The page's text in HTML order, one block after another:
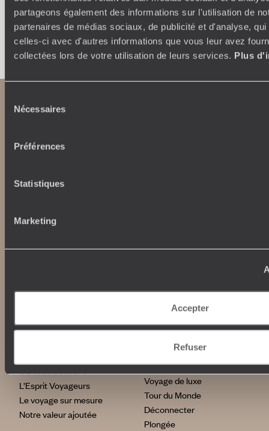
partageons également des informations sur l'utilisation de
partenaires de médias sociaux, de publicité et d'analyse,
celles-ci avec d'autres informations que vous leur avez
collectées lors de votre utilisation de leurs services. Plus
Nécessaires
Préférences
Statistiques
Marketing
Accepter
Refuser
Faites créer votre voyage
Abonnez-vous à notre newsletter
Lire notre politique de confidentialité
100% carbone absorbé
Où nous trouver ?
L’Esprit Voyageurs
Le voyage sur mesure
Notre valeur ajoutée
On part où ?
Voyage de noces
Vacances en famille
Vacances d’été
Croisière
Voyage de luxe
Tour du Monde
Déconnecter
Plongée